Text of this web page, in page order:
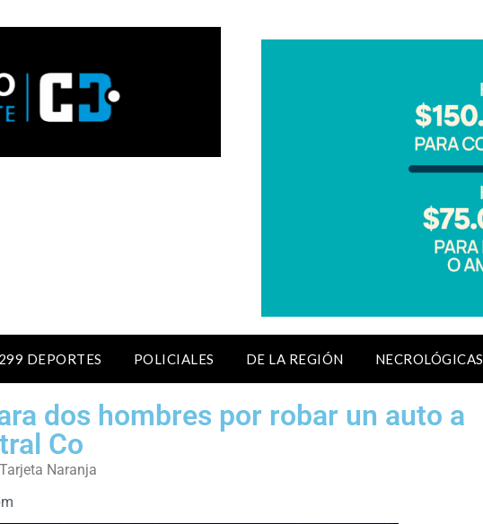
299 DEPORTES POLICIALES DE LA REGIÓN NECROLÓGICAS
dos hombres por robar un auto a
Co
Naranja